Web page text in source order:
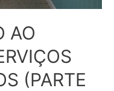
AO
(PARTE